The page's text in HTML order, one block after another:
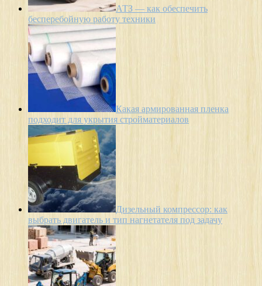
АТЗ — как обеспечить
бесперебойную работу техники
Какая армированная пленка
подходит для укрытия стройматериалов
Дизельный компрессор: как
выбрать двигатель и тип нагнетателя под задачу